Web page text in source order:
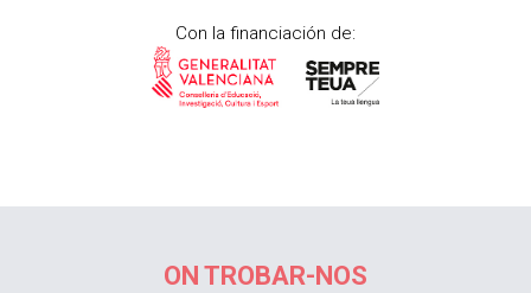
Con la financiación de:
ON TROBAR-NOS